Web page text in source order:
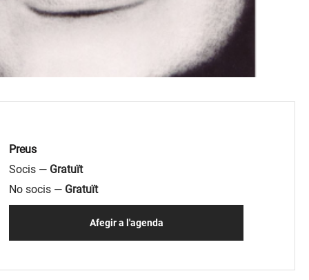
Preus
Socis — Gratuït
No socis — Gratuït
Afegir a l'agenda